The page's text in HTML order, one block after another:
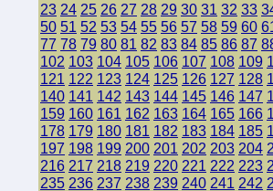
23 24 25 26 27 28 29 30 31 32 33
50 51 52 53 54 55 56 57 58 59 60
77 78 79 80 81 82 83 84 85 86 87
102 103 104 105 106 107 108 109
121 122 123 124 125 126 127 128
140 141 142 143 144 145 146 147
159 160 161 162 163 164 165 166
178 179 180 181 182 183 184 185
197 198 199 200 201 202 203 204
216 217 218 219 220 221 222 223
235 236 237 238 239 240 241 242